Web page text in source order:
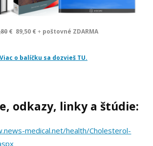
€ 89,50 € + poštovné ZDARMA
Viac o balíčku sa dozvieš TU.
odkazy, linky a štúdie:
medical.net/health/Cholesterol-